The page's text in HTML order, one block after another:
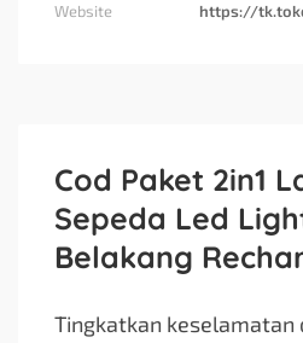
Website https://
Cod Paket 2in1
Sepeda Led
Belakang
Tingkatkan keselamatan